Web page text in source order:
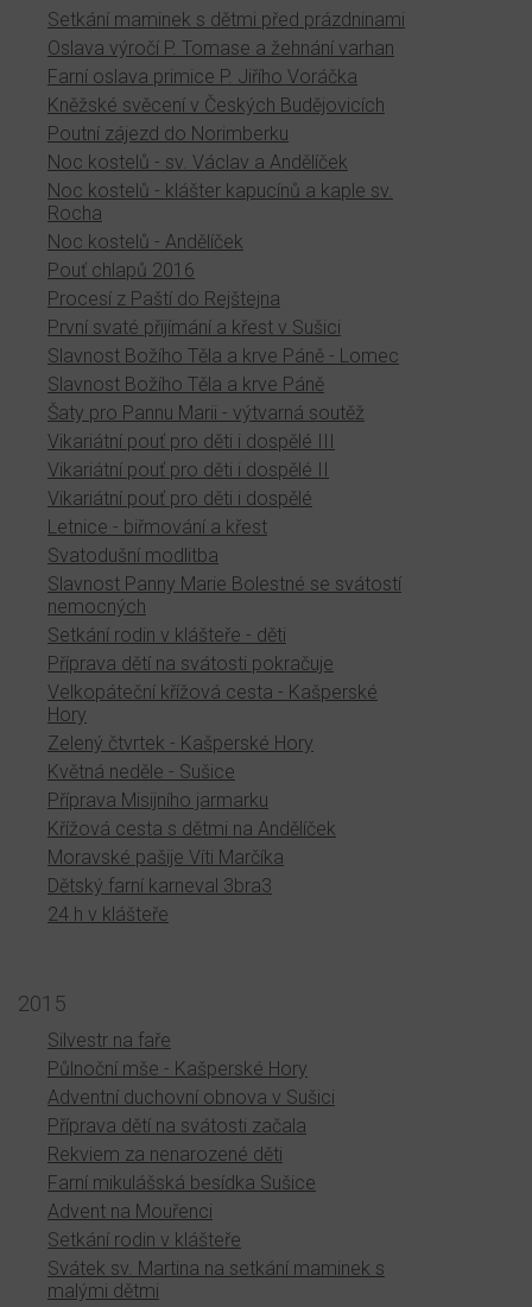
Setkání maminek s dětmi před prázdninami
Oslava výročí P. Tomase a žehnání varhan
Farní oslava primice P. Jiřího Voráčka
Kněžské svěcení v Českých Budějovicích
Poutní zájezd do Norimberku
Noc kostelů - sv. Václav a Andělíček
Noc kostelů - klášter kapucínů a kaple sv.
Rocha
Noc kostelů - Andělíček
Pouť chlapů 2016
Procesí z Paští do Rejštejna
První svaté přijímání a křest v Sušici
Slavnost Božího Těla a krve Páně - Lomec
Slavnost Božího Těla a krve Páně
Šaty pro Pannu Marii - výtvarná soutěž
Vikariátní pouť pro děti i dospělé III
Vikariátní pouť pro děti i dospělé II
Vikariátní pouť pro děti i dospělé
Letnice - biřmování a křest
Svatodušní modlitba
Slavnost Panny Marie Bolestné se svátostí
nemocných
Setkání rodin v klášteře - děti
Příprava dětí na svátosti pokračuje
Velkopáteční křížová cesta - Kašperské
Hory
Zelený čtvrtek - Kašperské Hory
Květná neděle - Sušice
Příprava Misijního jarmarku
Křížová cesta s dětmi na Andělíček
Moravské pašije Víti Marčíka
Dětský farní karneval 3bra3
24 h v klášteře
2015
Silvestr na faře
Půlnoční mše - Kašperské Hory
Adventní duchovní obnova v Sušici
Příprava dětí na svátosti začala
Rekviem za nenarozené děti
Farní mikulášská besídka Sušice
Advent na Mouřenci
Setkání rodin v klášteře
Svátek sv. Martina na setkání maminek s
malými dětmi